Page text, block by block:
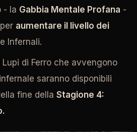
- la Gabbia Mentale Profana -
aumentare il livello dei
Infernali.
di Ferro che avvengono
saranno disponibili
fine della Stagione 4: